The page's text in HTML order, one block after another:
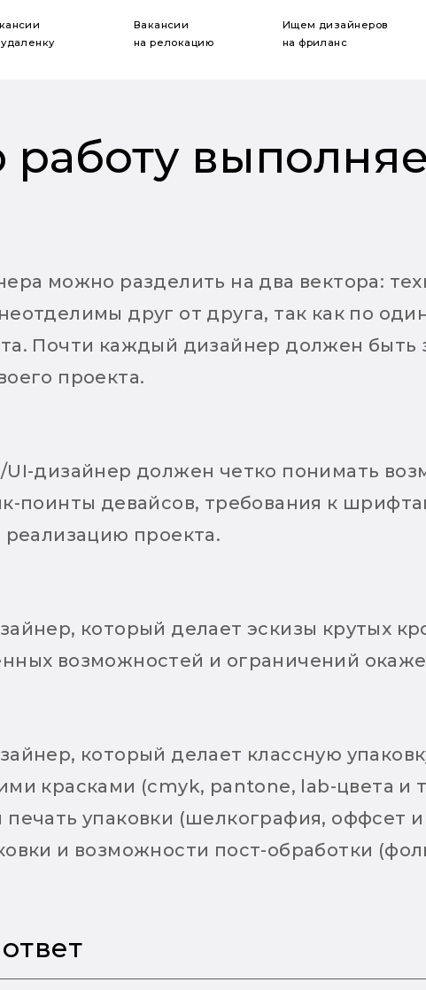
Вакансии
на релокацию
Ищем дизайнеров
на фриланс
работу
можно разделить на два вектора:
друг от друга, так как по
Почти каждый дизайнер должен быть
проекта.
дизайнер должен четко понимать
поинты девайсов, требования к
реализацию проекта.
который делает эскизы крутых
возможностей и ограничений
который делает классную
красками (cmyk, pantone, lab-цвета и
печать упаковки (шелкография, оффсет
и возможности пост-обработки